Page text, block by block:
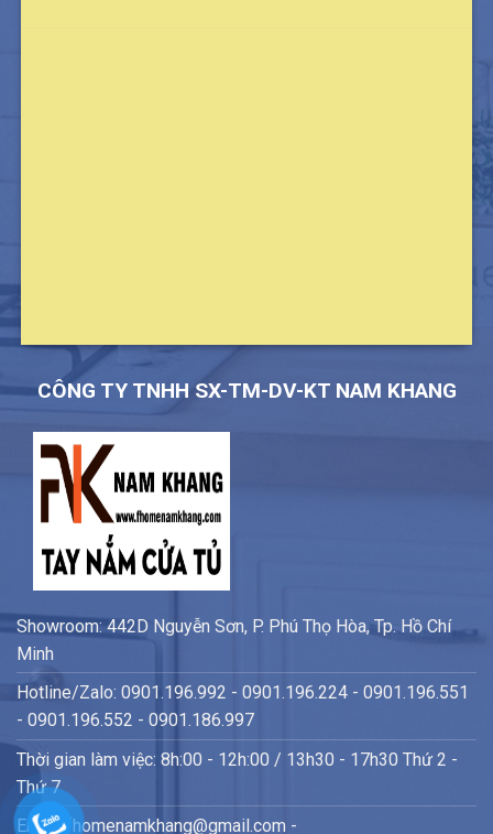
CÔNG TY TNHH SX-TM-DV-KT NAM KHANG
Showroom: 442D Nguyễn Sơn, P. Phú Thọ Hòa, Tp. Hồ Chí
Minh
Hotline/Zalo: 0901.196.992 - 0901.196.224 - 0901.196.551
- 0901.196.552 - 0901.186.997
Thời gian làm việc: 8h:00 - 12h:00 / 13h30 - 17h30 Thứ 2 -
Thứ 7
Email: fhomenamkhang@gmail.com -